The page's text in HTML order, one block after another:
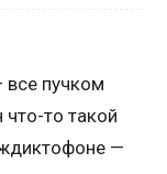
все пучком
то такой
—